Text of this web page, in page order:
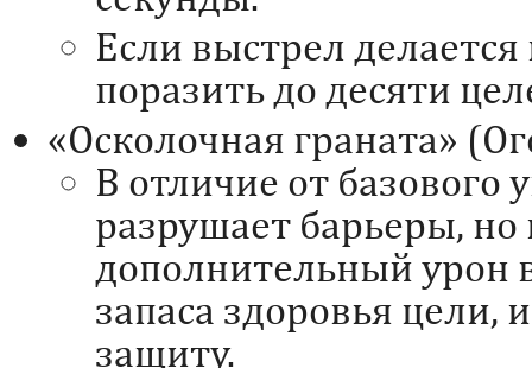
Если выстрел
поразить до десяти
«Осколочная граната»
В отличие от базового
разрушает барьеры, но
дополнительный урон
запаса здоровья цели,
защиту.